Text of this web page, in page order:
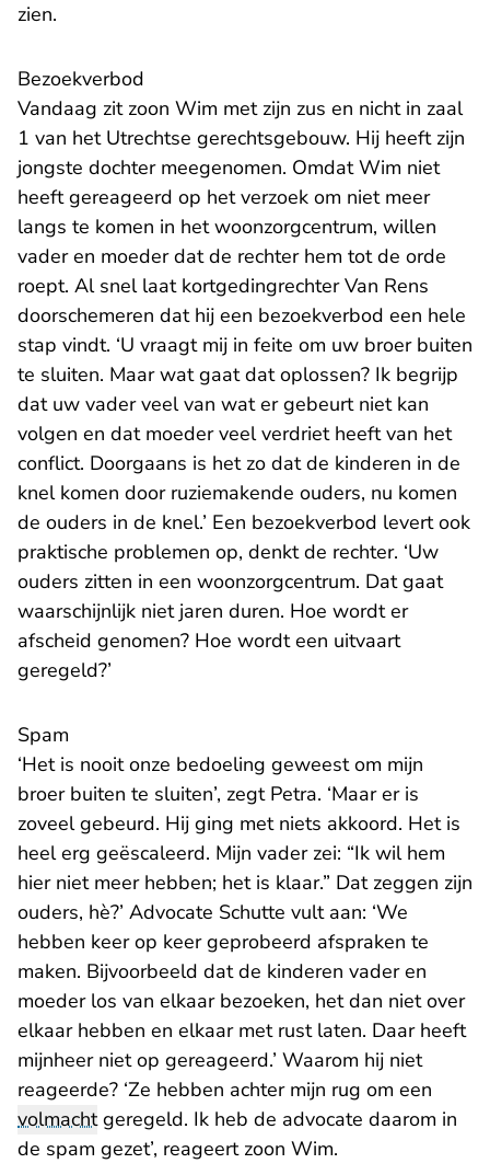
zien.
Bezoekverbod
Vandaag zit zoon Wim met zijn zus en nicht in zaal
1 van het Utrechtse gerechtsgebouw. Hij heeft zijn
jongste dochter meegenomen. Omdat Wim niet
heeft gereageerd op het verzoek om niet meer
langs te komen in het woonzorgcentrum, willen
vader en moeder dat de rechter hem tot de orde
roept. Al snel laat kortgedingrechter Van Rens
doorschemeren dat hij een bezoekverbod een hele
stap vindt. ‘U vraagt mij in feite om uw broer buiten
te sluiten. Maar wat gaat dat oplossen? Ik begrijp
dat uw vader veel van wat er gebeurt niet kan
volgen en dat moeder veel verdriet heeft van het
conflict. Doorgaans is het zo dat de kinderen in de
knel komen door ruziemakende ouders, nu komen
de ouders in de knel.’ Een bezoekverbod levert ook
praktische problemen op, denkt de rechter. ‘Uw
ouders zitten in een woonzorgcentrum. Dat gaat
waarschijnlijk niet jaren duren. Hoe wordt er
afscheid genomen? Hoe wordt een uitvaart
geregeld?’
Spam
‘Het is nooit onze bedoeling geweest om mijn
broer buiten te sluiten’, zegt Petra. ‘Maar er is
zoveel gebeurd. Hij ging met niets akkoord. Het is
heel erg geëscaleerd. Mijn vader zei: “Ik wil hem
hier niet meer hebben; het is klaar.” Dat zeggen zijn
ouders, hè?’ Advocate Schutte vult aan: ‘We
hebben keer op keer geprobeerd afspraken te
maken. Bijvoorbeeld dat de kinderen vader en
moeder los van elkaar bezoeken, het dan niet over
elkaar hebben en elkaar met rust laten. Daar heeft
mijnheer niet op gereageerd.’ Waarom hij niet
reageerde? ‘Ze hebben achter mijn rug om een
volmachtgeregeld. Ik heb de advocate daarom in
de spam gezet’, reageert zoon Wim.